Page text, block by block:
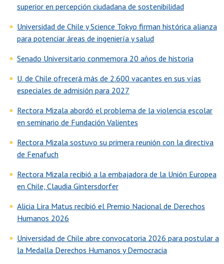
superior en percepción ciudadana de sostenibilidad
Universidad de Chile y Science Tokyo firman histórica alianza
para potenciar áreas de ingeniería y salud
Senado Universitario conmemora 20 años de historia
U. de Chile ofrecerá más de 2.600 vacantes en sus vías
especiales de admisión para 2027
Rectora Mizala abordó el problema de la violencia escolar
en seminario de Fundación Valientes
Rectora Mizala sostuvo su primera reunión con la directiva
de Fenafuch
Rectora Mizala recibió a la embajadora de la Unión Europea
en Chile, Claudia Gintersdorfer
Alicia Lira Matus recibió el Premio Nacional de Derechos
Humanos 2026
Universidad de Chile abre convocatoria 2026 para postular a
la Medalla Derechos Humanos y Democracia